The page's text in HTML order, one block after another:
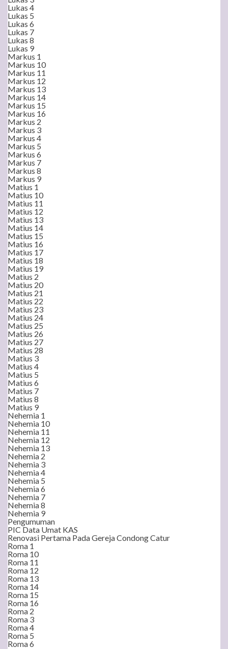
Lukas 4
Lukas 5
Lukas 6
Lukas 7
Lukas 8
Lukas 9
Markus 1
Markus 10
Markus 11
Markus 12
Markus 13
Markus 14
Markus 15
Markus 16
Markus 2
Markus 3
Markus 4
Markus 5
Markus 6
Markus 7
Markus 8
Markus 9
Matius 1
Matius 10
Matius 11
Matius 12
Matius 13
Matius 14
Matius 15
Matius 16
Matius 17
Matius 18
Matius 19
Matius 2
Matius 20
Matius 21
Matius 22
Matius 23
Matius 24
Matius 25
Matius 26
Matius 27
Matius 28
Matius 3
Matius 4
Matius 5
Matius 6
Matius 7
Matius 8
Matius 9
Nehemia 1
Nehemia 10
Nehemia 11
Nehemia 12
Nehemia 13
Nehemia 2
Nehemia 3
Nehemia 4
Nehemia 5
Nehemia 6
Nehemia 7
Nehemia 8
Nehemia 9
Pengumuman
PIC Data Umat KAS
Renovasi Pertama Pada Gereja Condong Catur
Roma 1
Roma 10
Roma 11
Roma 12
Roma 13
Roma 14
Roma 15
Roma 16
Roma 2
Roma 3
Roma 4
Roma 5
Roma 6